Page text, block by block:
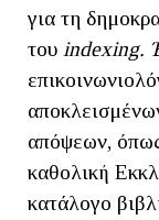
για τη
του indexing.
απόψεων,
καθολική
κατάλογο